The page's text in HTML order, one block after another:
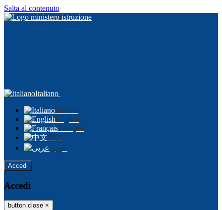
Salta al contenuto
Italiano
Italiano
English
Français
中文
عربى
Accedi
Accedi
button close ×